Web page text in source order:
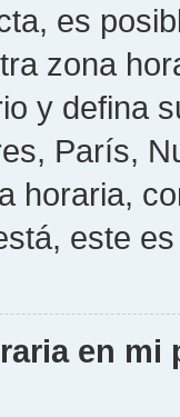
es
zona
y defina
París,
horaria,
este
en